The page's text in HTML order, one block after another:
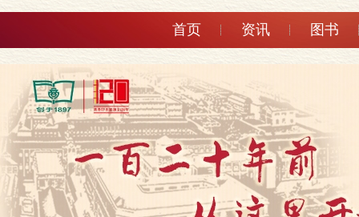
首页 资讯 图书